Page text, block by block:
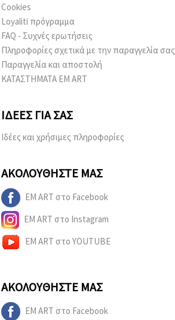
Cookies
Loyaliti πρόγραμμα
FAQ - Συχνές ερωτήσεις
Πληροφορίες σχετικά με την παραγγελία σας
Παραγγελία και αποστολή
ΚΑΤΑΣΤΗΜΑΤΑ EM ART
ΙΔΈΕΣ ΓΙΑ ΣΑΣ
Ιδέες και χρήσιμες πληροφορίες
ΑΚΟΛΟΥΘΉΣΤΕ ΜΑΣ
EM ART στο Facebook
EM ART στο Instagram
EM ART στο YOUTUBE
ΑΚΟΛΟΥΘΉΣΤΕ ΜΑΣ
EM ART στο Facebook